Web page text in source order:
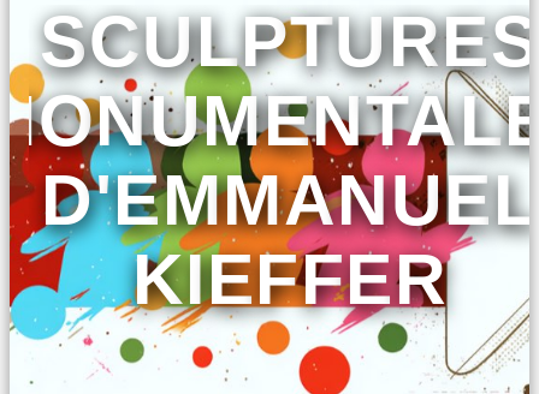
SCULPTURES
D'EMMANUEL
KIEFFER